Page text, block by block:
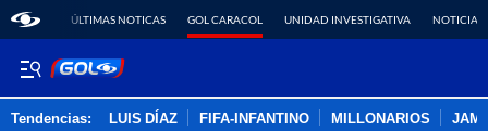
ÚLTIMAS NOTICAS GOL CARACOL UNIDAD INVESTIGATIVA NOTICIAS
Tendencias: LUIS DÍAZ FIFA-INFANTINO MILLONARIOS